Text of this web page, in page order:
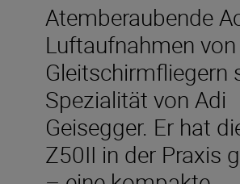
Atemberaubende
Luftaufnahmen von
Gleitschirmfliegern
Spezialität von Adi
Geisegger. Er hat
Z50II in der Praxis